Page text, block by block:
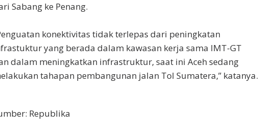
Sabang ke Penang.
konektivitas tidak terlepas dari peningkatan
yang berada dalam kawasan kerja sama IMT-GT
dalam meningkatkan infrastruktur, saat ini Aceh sedang
tahapan pembangunan jalan Tol Sumatera,” katanya.
Republika